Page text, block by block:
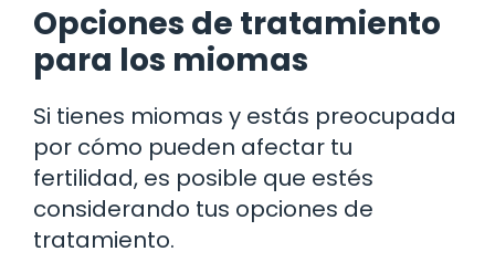
Opciones de tratamiento
para los miomas
Si tienes miomas y estás preocupada
por cómo pueden afectar tu
fertilidad, es posible que estés
considerando tus opciones de
tratamiento.